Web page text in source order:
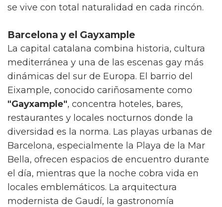
se vive con total naturalidad en cada rincón.
Barcelona y el Gayxample
La capital catalana combina historia, cultura
mediterránea y una de las escenas gay más
dinámicas del sur de Europa. El barrio del
Eixample, conocido cariñosamente como
"Gayxample", concentra hoteles, bares,
restaurantes y locales nocturnos donde la
diversidad es la norma. Las playas urbanas de
Barcelona, especialmente la Playa de la Mar
Bella, ofrecen espacios de encuentro durante
el día, mientras que la noche cobra vida en
locales emblemáticos. La arquitectura
modernista de Gaudí, la gastronomía